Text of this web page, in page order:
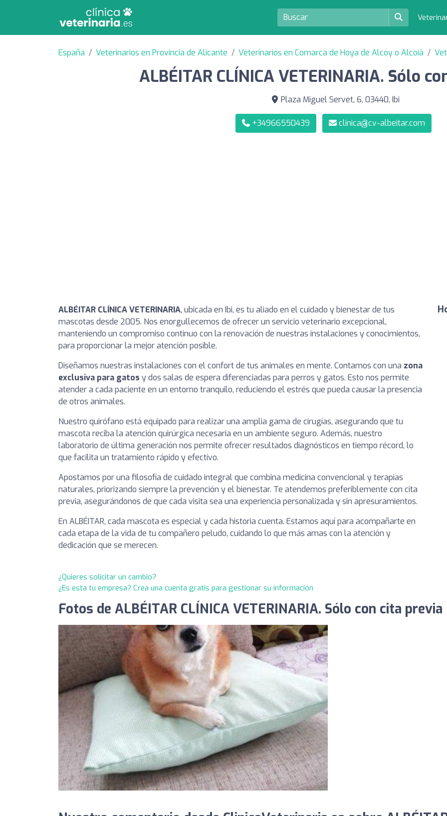
España Veterinarios en Provincia de Alicante Veterinarios en Comarca de Hoya de Alcoy o Alcoià
ALBÉITAR CLÍNICA VETERINARIA. Sólo
Plaza Miguel Servet, 6, 03440, Ibi
+34966550439 clinica@cv-albeitar.com
ALBÉITAR CLÍNICA VETERINARIA, ubicada en Ibi, es tu aliado en el cuidado y bienestar de tus
mascotas desde 2005. Nos enorgullecemos de ofrecer un servicio veterinario excepcional,
manteniendo un compromiso continuo con la renovación de nuestras instalaciones y conocimientos,
para proporcionar la mejor atención posible.
Diseñamos nuestras instalaciones con el confort de tus animales en mente. Contamos con una zona
exclusiva para gatos y dos salas de espera diferenciadas para perros y gatos. Esto nos permite
atender a cada paciente en un entorno tranquilo, reduciendo el estrés que pueda causar la presencia
de otros animales.
Nuestro quirófano está equipado para realizar una amplia gama de cirugías, asegurando que tu
mascota reciba la atención quirúrgica necesaria en un ambiente seguro. Además, nuestro
laboratorio de última generación nos permite ofrecer resultados diagnósticos en tiempo récord, lo
que facilita un tratamiento rápido y efectivo.
Apostamos por una filosofía de cuidado integral que combina medicina convencional y terapias
naturales, priorizando siempre la prevención y el bienestar. Te atendemos preferiblemente con cita
previa, asegurándonos de que cada visita sea una experiencia personalizada y sin apresuramientos.
En ALBÉITAR, cada mascota es especial y cada historia cuenta. Estamos aquí para acompañarte en
cada etapa de la vida de tu compañero peludo, cuidando lo que más amas con la atención y
dedicación que se merecen.
¿Quieres solicitar un cambio?
¿Es esta tu empresa? Crea una cuenta gratis para gestionar su información
Fotos de ALBÉITAR CLÍNICA VETERINARIA. Sólo con cita previa